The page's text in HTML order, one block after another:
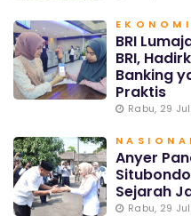
BRI
BRI,
Banking
Praktis
Rabu, 29
Anyer
Sejarah
Rabu, 29